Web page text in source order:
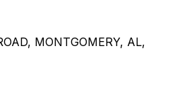
MONTGOMERY, AL,